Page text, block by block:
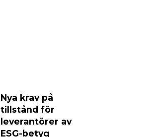
Nya krav på
tillstånd för
leverantörer av
ESG-betyg